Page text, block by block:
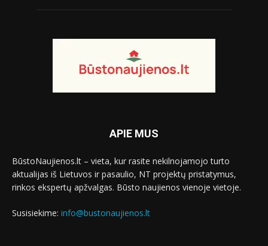
APIE MUS
BūstoNaujienos.lt – vieta, kur rasite nekilnojamojo turto
aktualijas iš Lietuvos ir pasaulio, NT projektų pristatymus,
rinkos ekspertų apžvalgas. Būsto naujienos vienoje vietoje.
Susisiekime: info@bustonaujienos.lt